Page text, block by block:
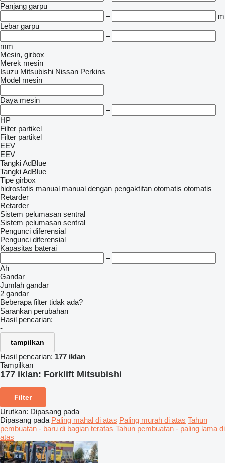
Panjang garpu
–
m
Lebar garpu
–
mm
Mesin, girbox
Merek mesin
Isuzu Mitsubishi Nissan Perkins
Model mesin
Daya mesin
–
HP
Filter partikel
Filter partikel
EEV
EEV
Tangki AdBlue
Tangki AdBlue
Tipe girbox
hidrostatis manual manual dengan pengaktifan otomatis otomatis
Retarder
Retarder
Sistem pelumasan sentral
Sistem pelumasan sentral
Pengunci diferensial
Pengunci diferensial
Kapasitas baterai
–
Ah
Gandar
Jumlah gandar
2 gandar
Beberapa filter tidak ada?
Sarankan perubahan
Hasil pencarian:
-
tampilkan
Hasil pencarian: 177 iklan
Tampilkan
177 iklan: Forklift Mitsubishi
Filter
Urutkan: Dipasang pada
Dipasang pada Paling mahal di atas Paling murah di atas Tahun
pembuatan - baru di bagian teratas Tahun pembuatan - paling lama di
atas